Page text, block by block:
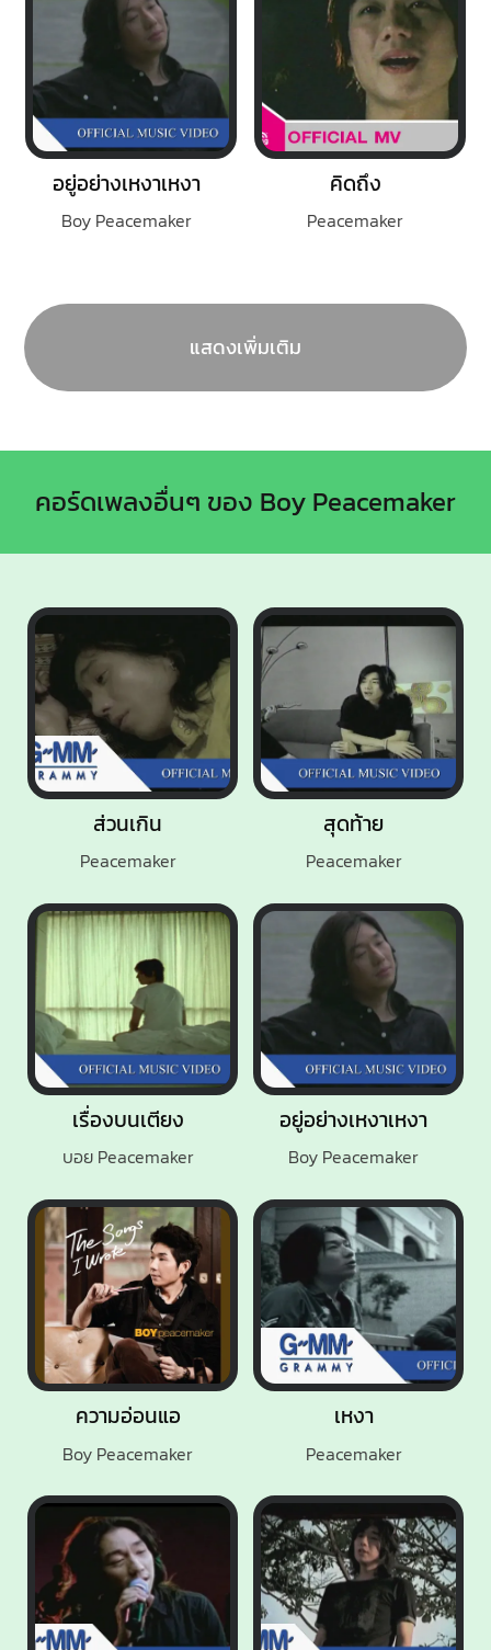
อยู่อย่างเหงาเหงา
Boy Peacemaker
คิดถึง
Peacemaker
แสดงเพิ่มเติม
คอร์ดเพลงอื่นๆ ของ Boy Peacemaker
ส่วนเกิน
Peacemaker
เรื่องบนเตียง
บอย Peacemaker
อยู่อย่างเหงาเหงา
Boy Peacemaker
ความอ่อนแอ
Boy Peacemaker
เหงา
Peacemaker
สุดท้าย
Peacemaker